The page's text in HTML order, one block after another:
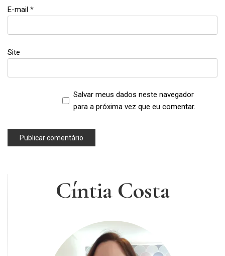
páscoa
E-mail *
Site
Salvar meus dados neste navegador
para a próxima vez que eu comentar.
Cíntia Costa